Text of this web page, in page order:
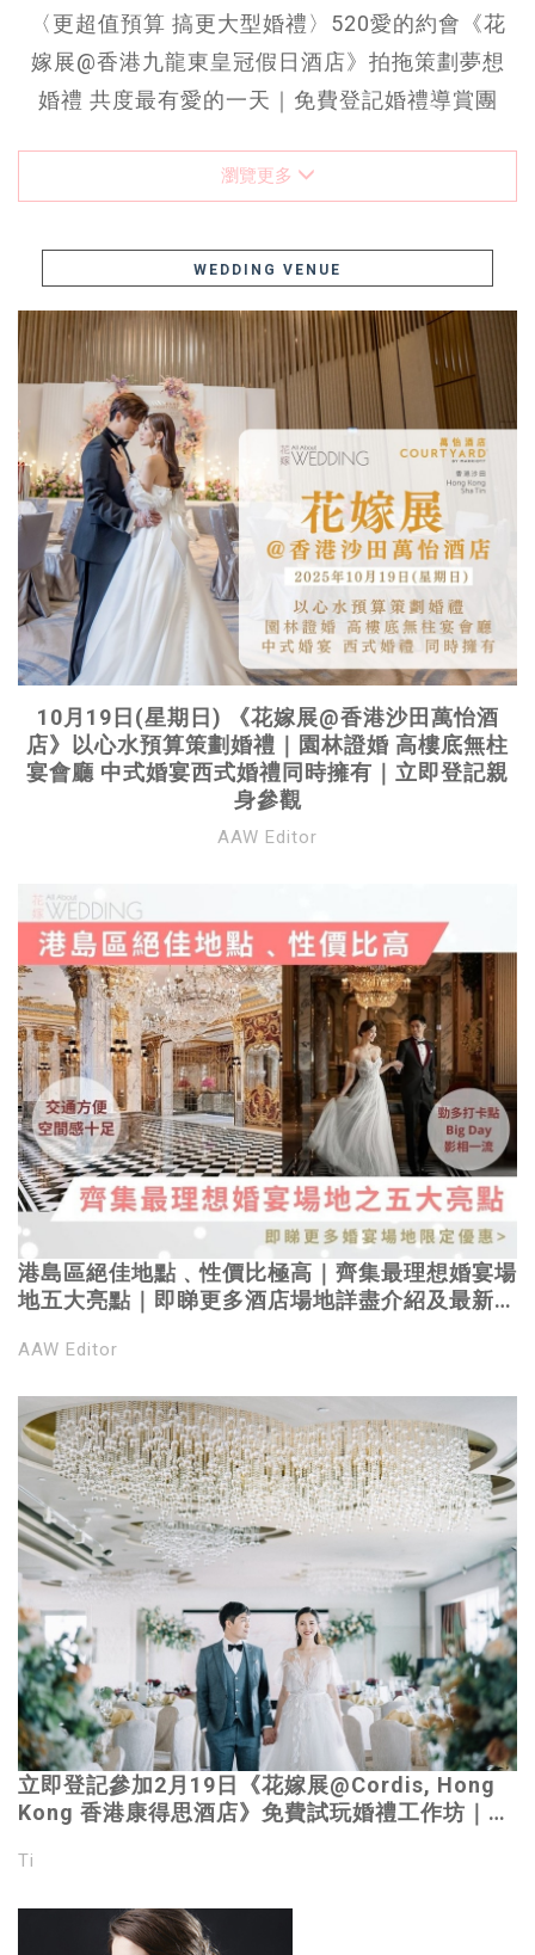
〈更超值預算 搞更大型婚禮〉520愛的約會《花
嫁展@香港九龍東皇冠假日酒店》拍拖策劃夢想
婚禮 共度最有愛的一天｜免費登記婚禮導賞團
瀏覽更多
WEDDING VENUE
10月19日(星期日) 《花嫁展@香港沙田萬怡酒
店》以心水預算策劃婚禮｜園林證婚 高樓底無柱
宴會廳 中式婚宴西式婚禮同時擁有｜立即登記親
身參觀
AAW Editor
港島區絕佳地點﹑性價比極高｜齊集最理想婚宴場
地五大亮點｜即睇更多酒店場地詳盡介紹及最新婚
AAW Editor
立即登記參加2月19日《花嫁展@Cordis, Hong
Kong 香港康得思酒店》免費試玩婚禮工作坊｜米
訊
Ti